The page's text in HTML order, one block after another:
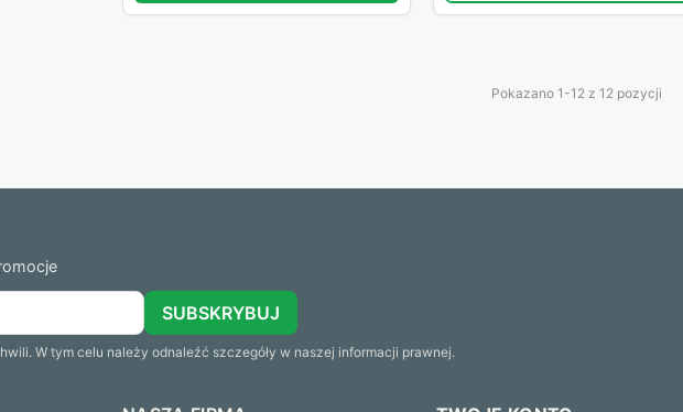
Pokazano 1-12 z 12 pozycji
SUBSKRYBUJ
W tym celu należy odnaleźć szczegóły w naszej informacji prawnej.